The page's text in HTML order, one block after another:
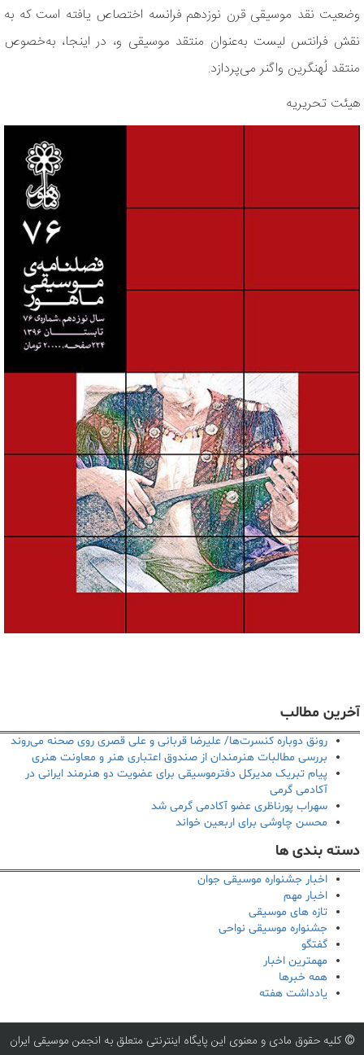
وضعیت نقد موسیقی قرن نوزدهم فرانسه اختصاص یافته است که به
نقش فرانتس لیست به‌عنوان منتقد موسیقی و، در اینجا، به‌خصوص
منتقد لُهنگرین واگنر می‌پردازد.
هیئت تحریریه
آخرین مطالب
رونق دوباره کنسرت‌ها/ علیرضا قربانی و علی قصری روی صحنه می‌روند
بررسی مطالبات هنرمندان از صندوق اعتباری هنر و معاونت هنری
پیام تبریک مدیرکل دفترموسیقی برای عضویت دو هنرمند ایرانی در
آکادمی گرمی
سهراب پورناظری عضو آکادمی گرمی شد
محسن چاوشی برای اربعین خواند
دسته بندی ها
اخبار جشنواره موسیقی جوان
اخبار مهم
تازه های موسیقی
جشنواره موسیقی نواحی
گفتگو
مهمترین اخبار
همه خبرها
یادداشت هفته
© کلیه حقوق مادی و معنوی این پایگاه اینترنتی متعلق به انجمن موسیقی ایران